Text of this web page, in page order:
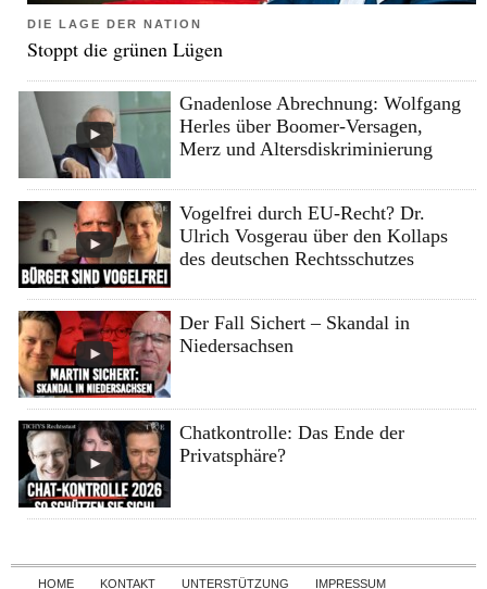
DIE LAGE DER NATION
Stoppt die grünen Lügen
Gnadenlose Abrechnung: Wolfgang
Herles über Boomer-Versagen,
Merz und Altersdiskriminierung
Vogelfrei durch EU-Recht? Dr.
Ulrich Vosgerau über den Kollaps
des deutschen Rechtsschutzes
Der Fall Sichert – Skandal in
Niedersachsen
Chatkontrolle: Das Ende der
Privatsphäre?
Skip to content
HOME KONTAKT UNTERSTÜTZUNG IMPRESSUM